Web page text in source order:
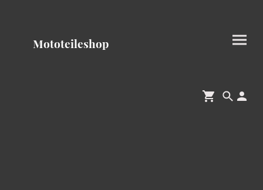
Mototeileshop